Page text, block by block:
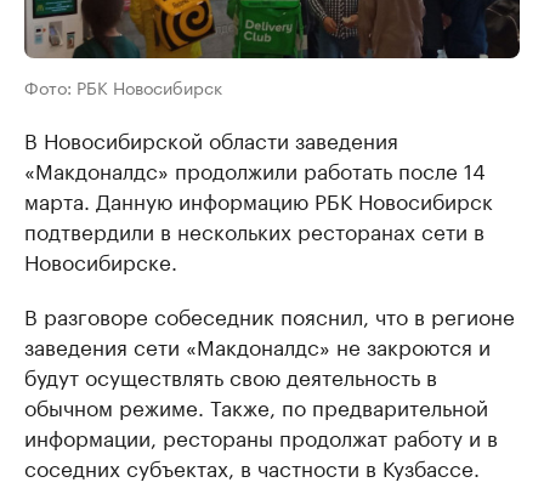
Фото: РБК Новосибирск
В Новосибирской области заведения
«Макдоналдс» продолжили работать после 14
марта. Данную информацию РБК Новосибирск
подтвердили в нескольких ресторанах сети в
Новосибирске.
В разговоре собеседник пояснил, что в регионе
заведения сети «Макдоналдс» не закроются и
будут осуществлять свою деятельность в
обычном режиме. Также, по предварительной
информации, рестораны продолжат работу и в
соседних субъектах, в частности в Кузбассе.